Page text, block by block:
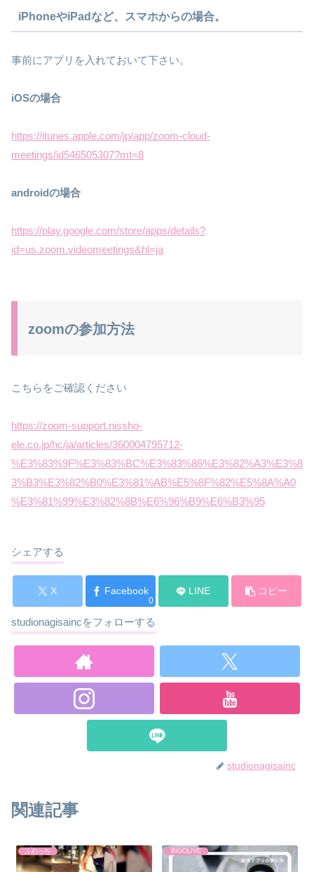
iPhoneやiPadなど、スマホからの場合。
事前にアプリを入れておいて下さい。
iOSの場合
https://itunes.apple.com/jp/app/zoom-cloud-
meetings/id546505307?mt=8
androidの場合
https://play.google.com/store/apps/details?
id=us.zoom.videomeetings&hl=ja
zoomの参加方法
こちらをご確認ください
https://zoom-support.nissho-
ele.co.jp/hc/ja/articles/360004795712-
%E3%83%9F%E3%83%BC%E3%83%86%E3%82%A3%E3%8
3%B3%E3%82%B0%E3%81%AB%E5%8F%82%E5%8A%A0
%E3%81%99%E3%82%8B%E6%96%B9%E6%B3%95
シェアする
X Facebook
0
LINE コピー
studionagisaincをフォローする
studionagisainc
関連記事
ふわっち BIGOLIVE